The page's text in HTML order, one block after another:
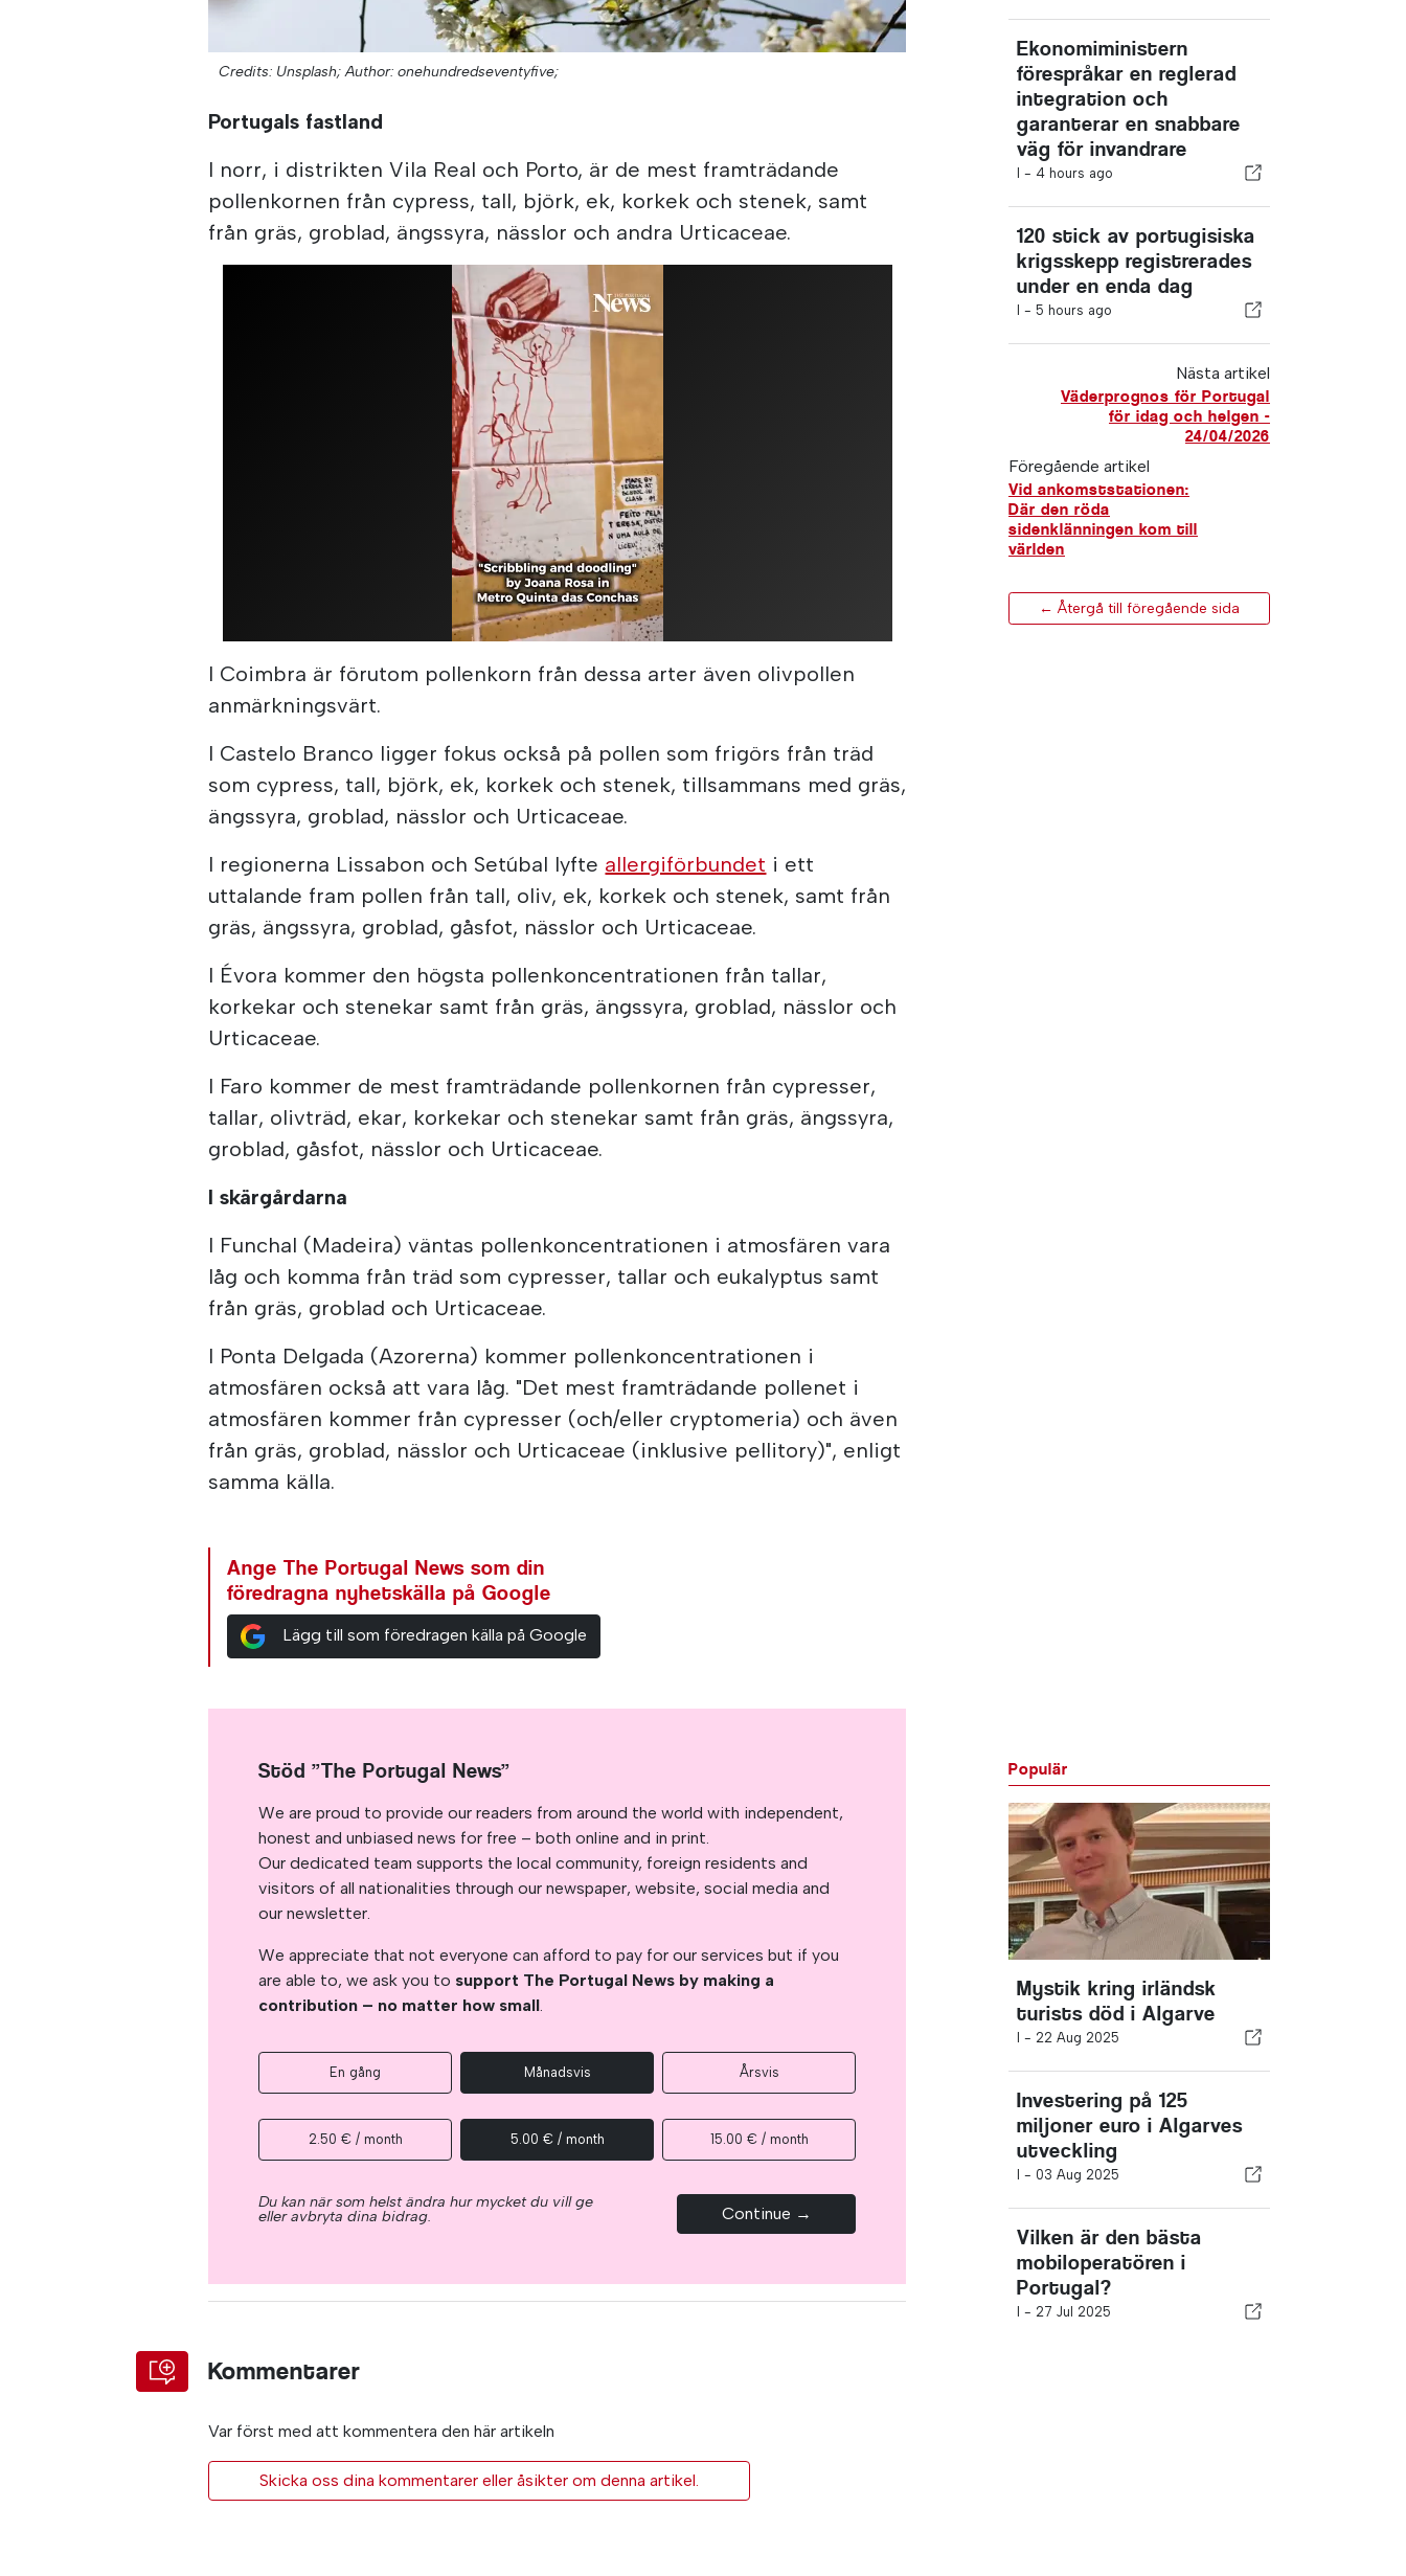
Credits: Unsplash; Author: onehundredseventyfive;
Portugals fastland
I norr, i distrikten Vila Real och Porto, är de mest framträdande
pollenkornen från cypress, tall, björk, ek, korkek och stenek, samt
från gräs, groblad, ängssyra, nässlor och andra Urticaceae.
I Coimbra är förutom pollenkorn från dessa arter även olivpollen
anmärkningsvärt.
I Castelo Branco ligger fokus också på pollen som frigörs från träd
som cypress, tall, björk, ek, korkek och stenek, tillsammans med gräs,
ängssyra, groblad, nässlor och Urticaceae.
I regionerna Lissabon och Setúbal lyfte allergiförbundet i ett
uttalande fram pollen från tall, oliv, ek, korkek och stenek, samt från
gräs, ängssyra, groblad, gåsfot, nässlor och Urticaceae.
I Évora kommer den högsta pollenkoncentrationen från tallar,
korkekar och stenekar samt från gräs, ängssyra, groblad, nässlor och
Urticaceae.
I Faro kommer de mest framträdande pollenkornen från cypresser,
tallar, olivträd, ekar, korkekar och stenekar samt från gräs, ängssyra,
groblad, gåsfot, nässlor och Urticaceae.
I skärgårdarna
I Funchal (Madeira) väntas pollenkoncentrationen i atmosfären vara
låg och komma från träd som cypresser, tallar och eukalyptus samt
från gräs, groblad och Urticaceae.
I Ponta Delgada (Azorerna) kommer pollenkoncentrationen i
atmosfären också att vara låg. "Det mest framträdande pollenet i
atmosfären kommer från cypresser (och/eller cryptomeria) och även
från gräs, groblad, nässlor och Urticaceae (inklusive pellitory)", enligt
samma källa.
Ange The Portugal News som din
föredragna nyhetskälla på Google
Lägg till som föredragen källa på Google
Ekonomiministern
förespråkar en reglerad
integration och
garanterar en snabbare
väg för invandrare
I - 4 hours ago
120 stick av portugisiska
krigsskepp registrerades
under en enda dag
I - 5 hours ago
Nästa artikel
Väderprognos för Portugal
för idag och helgen -
24/04/2026
Föregående artikel
Vid ankomststationen:
Där den röda
sidenklänningen kom till
världen
← Återgå till föregående sida
Stöd ”The Portugal News”
We are proud to provide our readers from around the world with independent,
honest and unbiased news for free – both online and in print.
Our dedicated team supports the local community, foreign residents and
visitors of all nationalities through our newspaper, website, social media and
our newsletter.
We appreciate that not everyone can afford to pay for our services but if you
are able to, we ask you to support The Portugal News by making a
contribution – no matter how small.
En gång Månadsvis Årsvis
2.50 € / month 5.00 € / month 15.00 € / month
Du kan när som helst ändra hur mycket du vill ge
eller avbryta dina bidrag. Continue →
Kommentarer
Var först med att kommentera den här artikeln
Skicka oss dina kommentarer eller åsikter om denna artikel.
Populär
Mystik kring irländsk
turists död i Algarve
I - 22 Aug 2025
Investering på 125
miljoner euro i Algarves
utveckling
I - 03 Aug 2025
Vilken är den bästa
mobiloperatören i
Portugal?
I - 27 Jul 2025